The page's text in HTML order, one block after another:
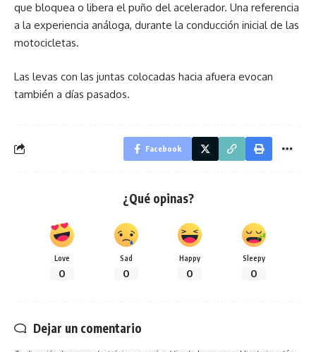
que bloquea o libera el puño del acelerador. Una referencia
a la experiencia análoga, durante la conducción inicial de las
motocicletas.
Las levas con las juntas colocadas hacia afuera evocan
también a días pasados.
Facebook
¿Qué opinas?
Love
0
Sad
0
Happy
0
Sleepy
0
Dejar un comentario